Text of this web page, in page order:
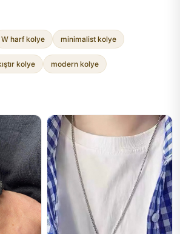
W harf kolye minimalist kolye
kolye modern kolye